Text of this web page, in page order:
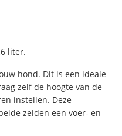
liter.
hond. Dit is een ideale
zelf de hoogte van de
instellen. Deze
zeiden een voer- en